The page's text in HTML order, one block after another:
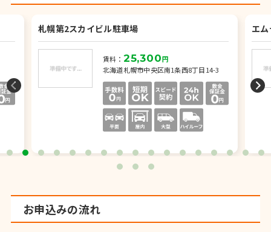
札幌第2スカイビル駐車場
賃料： 25,300円
北海道札幌市中央区南1条西8丁目14-3
エ
お申込みの流れ